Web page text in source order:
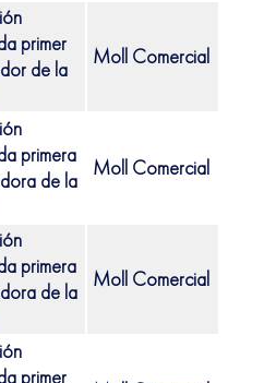
primer
de la
Moll Comercial
primera
de la
Moll Comercial
primera
de la
Moll Comercial
primer